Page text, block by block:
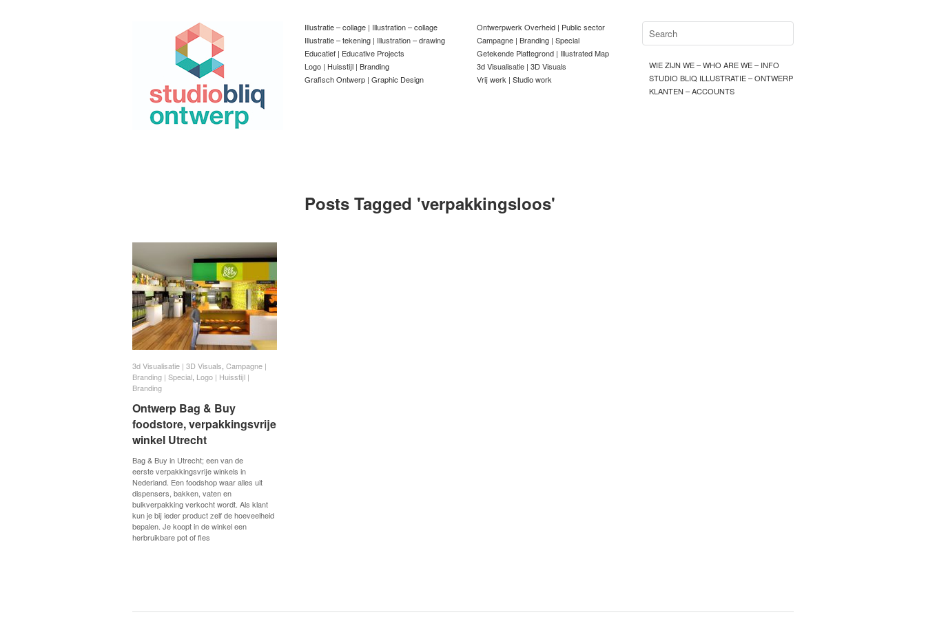
Illustratie – collage | Illustration – collage
Illustratie – tekening | Illustration – drawing
Educatief | Educative Projects
Logo | Huisstijl | Branding
Grafisch Ontwerp | Graphic Design
Ontwerpwerk Overheid | Public sector
Campagne | Branding | Special
Getekende Plattegrond | Illustrated Map
3d Visualisatie | 3D Visuals
Vrij werk | Studio work
WIE ZIJN WE – WHO ARE WE – INFO
STUDIO BLIQ ILLUSTRATIE – ONTWERP
KLANTEN – ACCOUNTS
Posts Tagged 'verpakkingsloos'
3d Visualisatie | 3D Visuals Campagne |
Branding | Special Logo | Huisstijl |
Branding
Ontwerp Bag & Buy
foodstore, verpakkingsvrije
winkel Utrecht
Bag & Buy in Utrecht; een van de
eerste verpakkingsvrije winkels in
Nederland. Een foodshop waar alles uit
dispensers, bakken, vaten en
bulkverpakking verkocht wordt. Als klant
kun je bij ieder product zelf de hoeveelheid
bepalen. Je koopt in de winkel een
herbruikbare pot of fles
3d Visualisatie | 3D Visuals Campagne |
Branding | Special Logo | Huisstijl |
Branding
Ontwerp Bag & Buy
foodstore, verpakkingsvrije
winkel Utrecht